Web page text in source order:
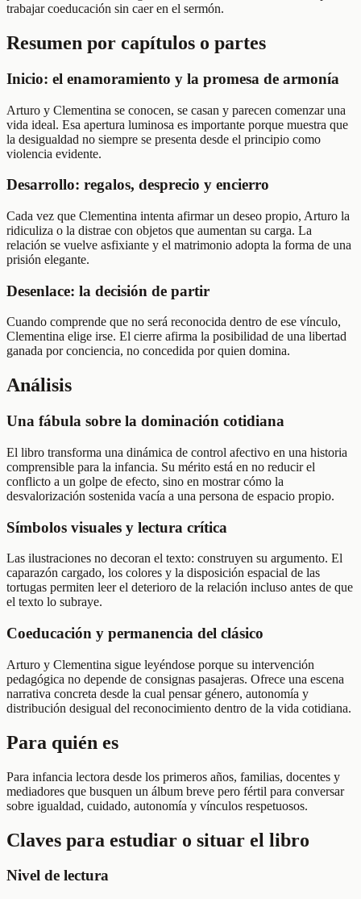
trabajar coeducación sin caer en el sermón.
Resumen por capítulos o partes
Inicio: el enamoramiento y la promesa de armonía
Arturo y Clementina se conocen, se casan y parecen comenzar una
vida ideal. Esa apertura luminosa es importante porque muestra que
la desigualdad no siempre se presenta desde el principio como
violencia evidente.
Desarrollo: regalos, desprecio y encierro
Cada vez que Clementina intenta afirmar un deseo propio, Arturo la
ridiculiza o la distrae con objetos que aumentan su carga. La
relación se vuelve asfixiante y el matrimonio adopta la forma de una
prisión elegante.
Desenlace: la decisión de partir
Cuando comprende que no será reconocida dentro de ese vínculo,
Clementina elige irse. El cierre afirma la posibilidad de una libertad
ganada por conciencia, no concedida por quien domina.
Análisis
Una fábula sobre la dominación cotidiana
El libro transforma una dinámica de control afectivo en una historia
comprensible para la infancia. Su mérito está en no reducir el
conflicto a un golpe de efecto, sino en mostrar cómo la
desvalorización sostenida vacía a una persona de espacio propio.
Símbolos visuales y lectura crítica
Las ilustraciones no decoran el texto: construyen su argumento. El
caparazón cargado, los colores y la disposición espacial de las
tortugas permiten leer el deterioro de la relación incluso antes de que
el texto lo subraye.
Coeducación y permanencia del clásico
Arturo y Clementina sigue leyéndose porque su intervención
pedagógica no depende de consignas pasajeras. Ofrece una escena
narrativa concreta desde la cual pensar género, autonomía y
distribución desigual del reconocimiento dentro de la vida cotidiana.
Para quién es
Para infancia lectora desde los primeros años, familias, docentes y
mediadores que busquen un álbum breve pero fértil para conversar
sobre igualdad, cuidado, autonomía y vínculos respetuosos.
Claves para estudiar o situar el libro
Nivel de lectura